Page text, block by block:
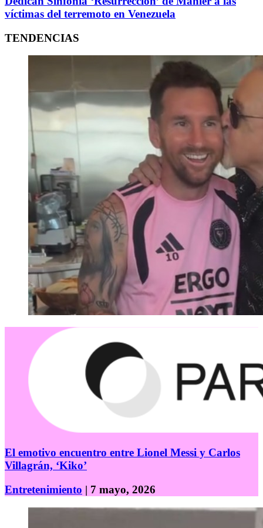
víctimas del terremoto en Venezuela
TENDENCIAS
El emotivo encuentro entre Lionel Messi y Carlos
Villagrán, ‘Kiko’
Entretenimiento | 7 mayo, 2026